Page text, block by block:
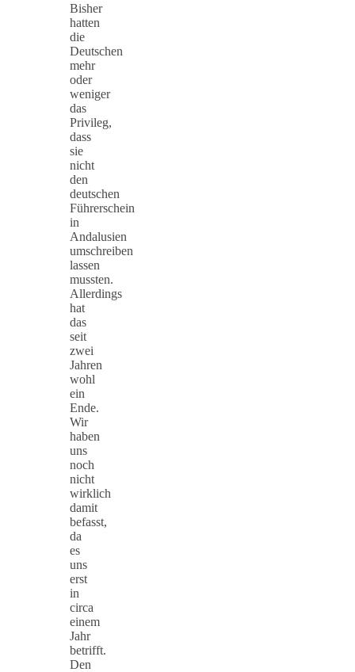
Bisher
hatten
die
Deutschen
mehr
oder
weniger
das
Privileg,
dass
sie
nicht
den
deutschen
Führerschein
in
Andalusien
umschreiben
lassen
mussten.
Allerdings
hat
das
seit
zwei
Jahren
wohl
ein
Ende.
Wir
haben
uns
noch
nicht
wirklich
damit
befasst,
da
es
uns
erst
in
circa
einem
Jahr
betrifft.
Den